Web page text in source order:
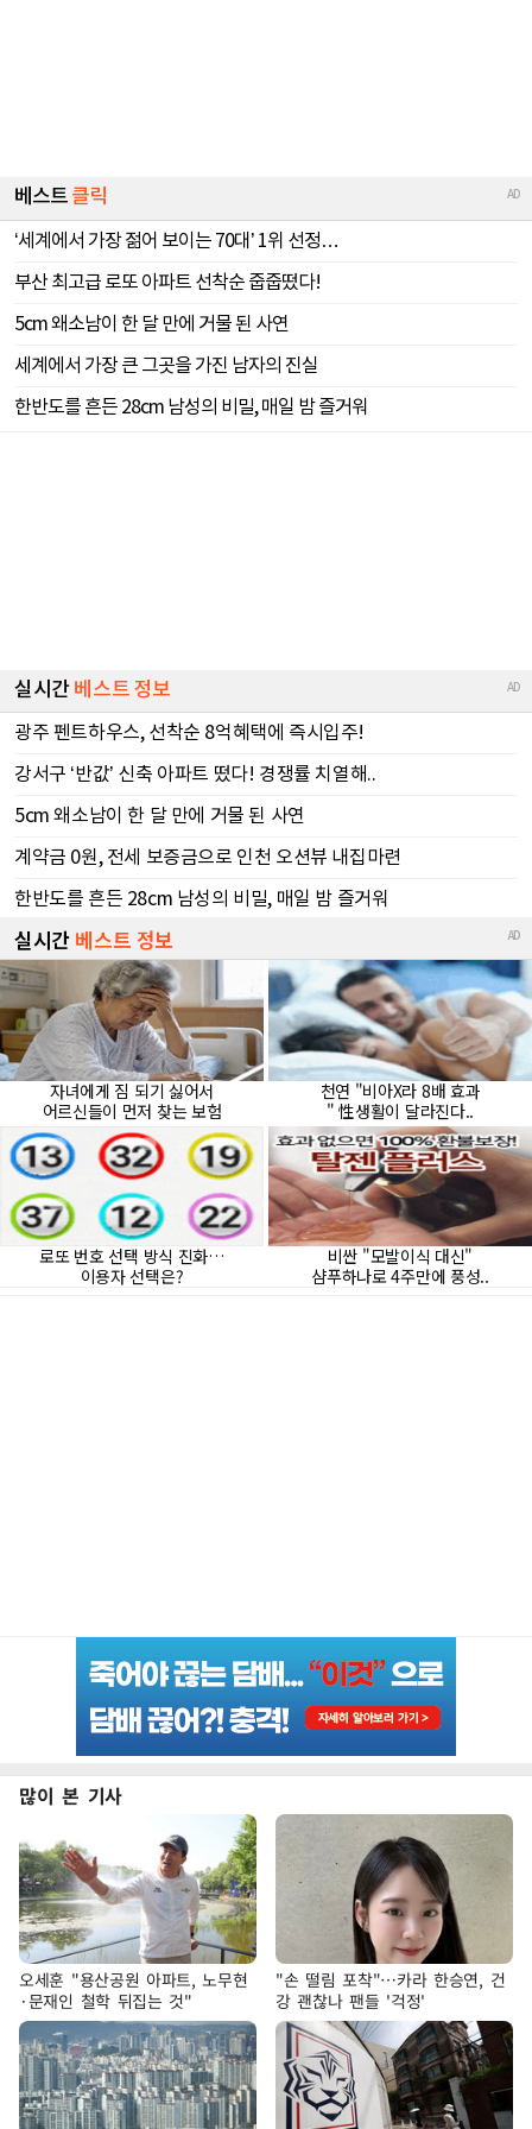
많이 본 기사
오세훈 "용산공원 아파트, 노무현
·문재인 철학 뒤집는 것"
"손 떨림 포착"…카라 한승연, 건
강 괜찮나 팬들 '걱정'